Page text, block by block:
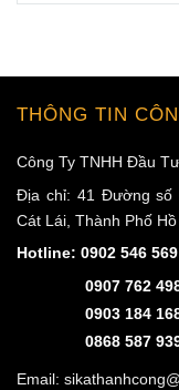
THÔNG TIN
Công Ty TNHH Đầu
Địa chỉ: 41 Đường số
Cát Lái, Thành Phố
Hotline: 0902 546 569
0907 762
0903 184
0868 587
Email: